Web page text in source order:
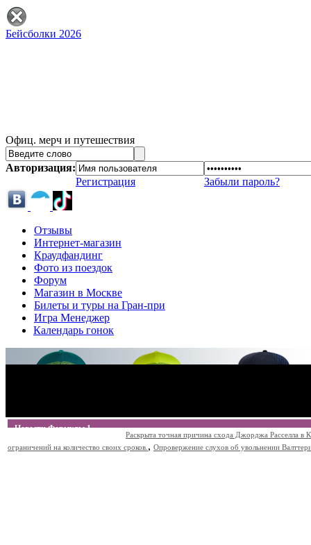
Бейсболки 2026
Офиц. мерч и путешествия
Авторизация:
Регистрация
Забыли пароль?
Отзывы
Интернет-магазин
Краудфандинг
Фото из поездок
Форум
Магазин в Москве
Билеты и туры на Гран-при
Игра Менеджер
Календарь гонок
Новости Формулы 1
Раскрыта точная причина схода Джорджа Расселла в
ограничений на количество своих сроков. , Опровержение слухов об увольнении